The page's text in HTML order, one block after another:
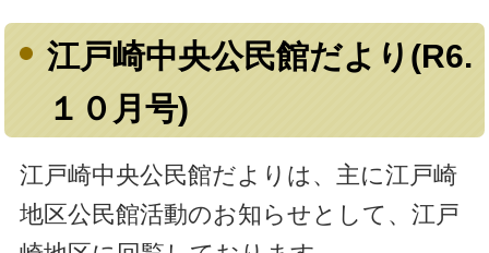
江戸崎中央公民館だより(R6.
１０月号)
江戸崎中央公民館だよりは、主に江戸崎
地区公民館活動のお知らせとして、江戸